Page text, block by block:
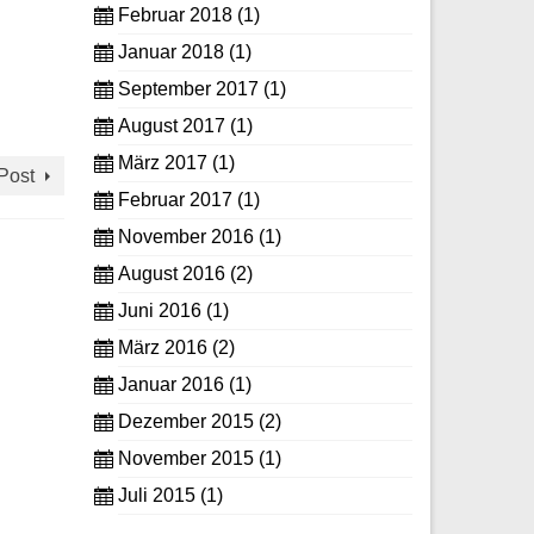
Februar 2018(1)
Januar 2018(1)
September 2017(1)
August 2017(1)
März 2017(1)
Februar 2017(1)
November 2016(1)
August 2016(2)
Juni 2016(1)
März 2016(2)
Januar 2016(1)
Dezember 2015(2)
November 2015(1)
Juli 2015(1)